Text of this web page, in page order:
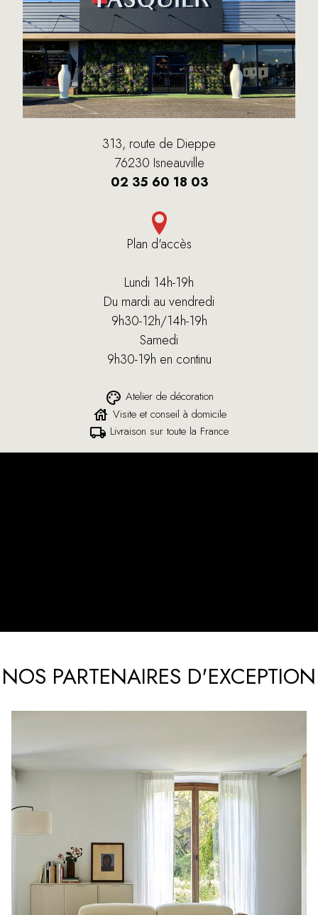
313, route de Dieppe
76230 Isneauville
02 35 60 18 03
Plan d'accès
Lundi 14h-19h
Du mardi au vendredi
9h30-12h/14h-19h
Samedi
9h30-19h en continu
palette Atelier de décoration
house Visite et conseil à domicile
local_shipping Livraison sur toute la France
NOS PARTENAIRES D'EXCEPTION